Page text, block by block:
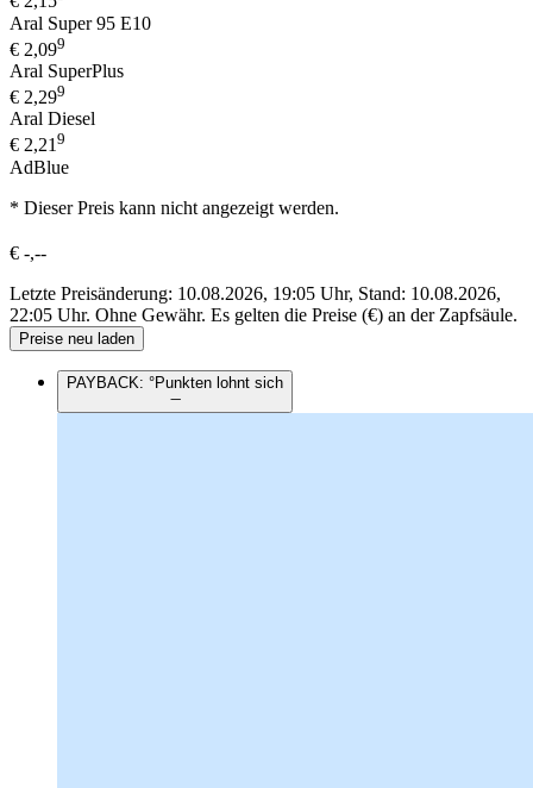
Aral Super 95 E10
€ 2,099
Aral SuperPlus
€ 2,299
Aral Diesel
€ 2,219
AdBlue
* Dieser Preis kann nicht angezeigt werden.
€ -,--
Letzte Preisänderung: 10.08.2026, 19:05 Uhr, Stand: 10.08.2026,
22:05 Uhr. Ohne Gewähr. Es gelten die Preise (€) an der Zapfsäule.
Preise neu laden
PAYBACK: °Punkten lohnt sich